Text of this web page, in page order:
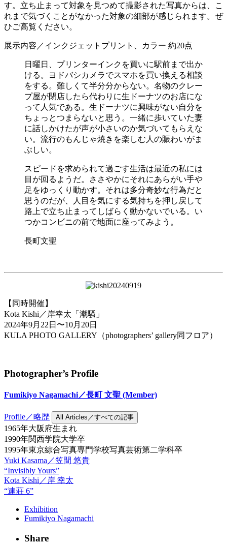
す。立ち止まって対象を見つめて撮影された写真からは、こ
れまで気づくことがなかった対象の細部が感じられます。ぜ
ひご高覧ください。
展示内容／インクジェットプリント、カラー 約20点
日曜日、プリンターインクを買いに駅前まで出か
ける。ヨドバシカメラでスマホを買い換える相談
をする。難しくて半分分からない。名物のクレー
プ屋が閉店したら代わりに生ドーナツのお店にな
って人気である。生ドーナツに興味がない自分を
ちょっとつまらないと思う。一緒に歩いていた妻
に話しかけたが声が小さいのか気づいてもらえな
い。流行のもんじゃ焼きを楽しむ人の賑わいがま
ぶしい。
スピードを求められて過ごす生活は最近の私には
目が回るようだ。ささやかにそれにあらがい手や
足をゆっくり動かす。それは多分奇妙な行為だと
思うのだが、人目を気にする気持ちを押し戻して
路上で立ち止まってしばらく動かないでいる。い
つかコンビニの前で地面に座ってみよう。
長町文聖
【同時開催】
Kota Kishi／岸幸太「潮騒」
2024年9月22日〜10月20日
KULA PHOTO GALLERY（photographers’ gallery同フロア）
Photographer’s Profile
Fumikiyo Nagamachi／長町 文聖 (Member)
Profile／略歴 All Articles／すべての記事
1965年大阪府生まれ
1990年関西学院大学卒
1995年東京綜合写真専門学校写真芸術第二学科卒
Yuki Kasama／笠間 悠貴
“Invisibly Yours”
Kota Kishi／岸 幸太
“連荘 6”
Exhibition
Fumikiyo Nagamachi
Share